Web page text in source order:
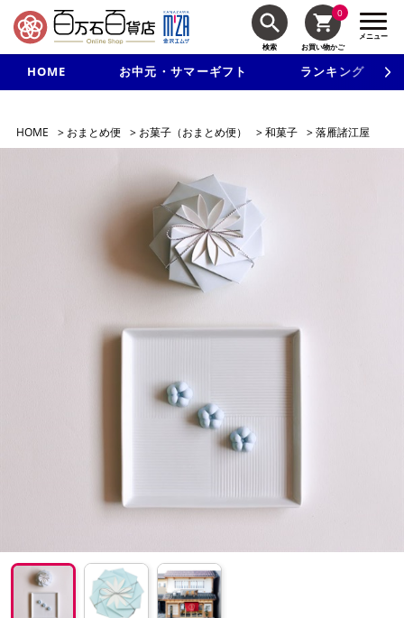
検索
0
お買い物かご
メニュー
HOME お中元・サマーギフト ランキング
新規入会で3千円以上で使える500円クーポンを進呈！
HOME > おまとめ便 > お菓子（おまとめ便） >和菓子 >落雁諸江屋